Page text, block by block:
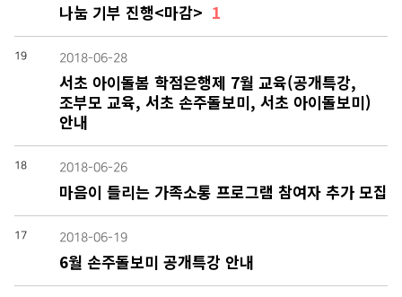
나눔 기부 진행<마감> 1
19
서초 아이돌봄 학점은행제 7월 교육(공개특강,
조부모 교육, 서초 손주돌보미, 서초 아이돌보미)
안내
2018-06-28
18
마음이 들리는 가족소통 프로그램 참여자 추가 모집
2018-06-26
17
6월 손주돌보미 공개특강 안내
2018-06-19